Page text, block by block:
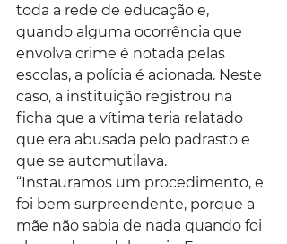
toda a rede de educação e,
quando alguma ocorrência que
envolva crime é notada pelas
escolas, a polícia é acionada. Neste
caso, a instituição registrou na
ficha que a vítima teria relatado
que era abusada pelo padrasto e
que se automutilava.
“Instauramos um procedimento, e
foi bem surpreendente, porque a
mãe não sabia de nada quando foi